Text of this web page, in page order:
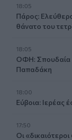
18:05
Πάρος:
θάνατο του
18:05
ΟΦΗ: Σπουδαία
Παπαδάκη
18:00
Εύβοια: Ιερέας
17:50
Οι